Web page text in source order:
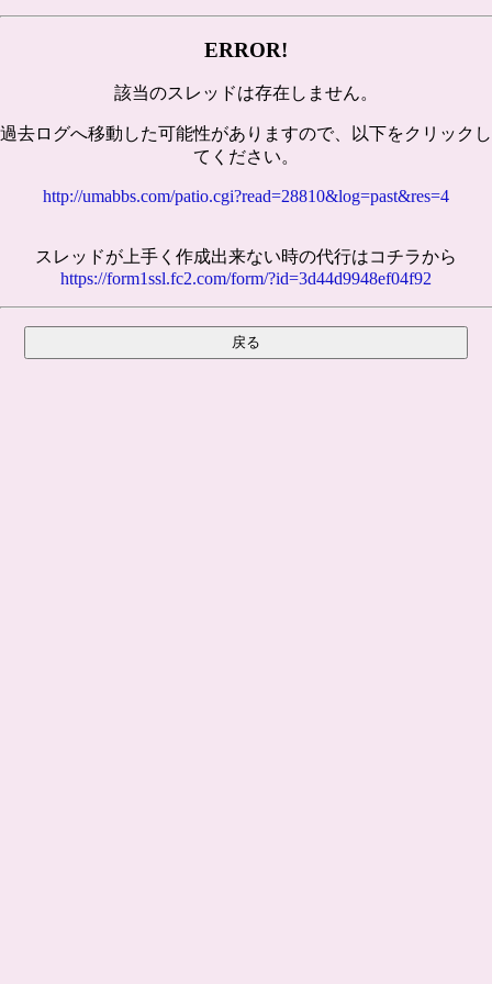
ERROR!
該当のスレッドは存在しません。
過去ログへ移動した可能性がありますので、以下をクリックし
てください。
http://umabbs.com/patio.cgi?read=28810&log=past&res=4
スレッドが上手く作成出来ない時の代行はコチラから
https://form1ssl.fc2.com/form/?id=3d44d9948ef04f92